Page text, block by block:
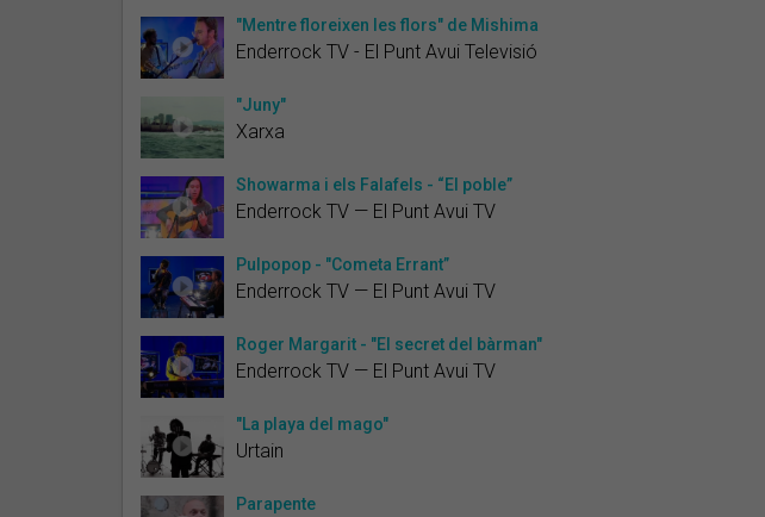
"Mentre floreixen les flors" de Mishima
Enderrock TV - El Punt Avui Televisió
"Juny"
Xarxa
Showarma i els Falafels - “El poble”
Enderrock TV — El Punt Avui TV
Pulpopop - "Cometa Errant”
Enderrock TV — El Punt Avui TV
Roger Margarit - "El secret del bàrman"
Enderrock TV — El Punt Avui TV
"La playa del mago"
Urtain
Parapente